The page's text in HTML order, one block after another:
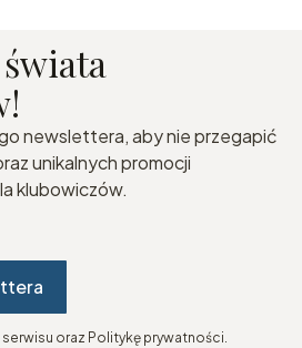
świata
newslettera, aby nie przegapić
unikalnych promocji
klubowiczów.
oraz Politykę prywatności.